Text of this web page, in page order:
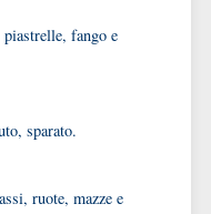
fango e
sparato.
ruote, mazze e